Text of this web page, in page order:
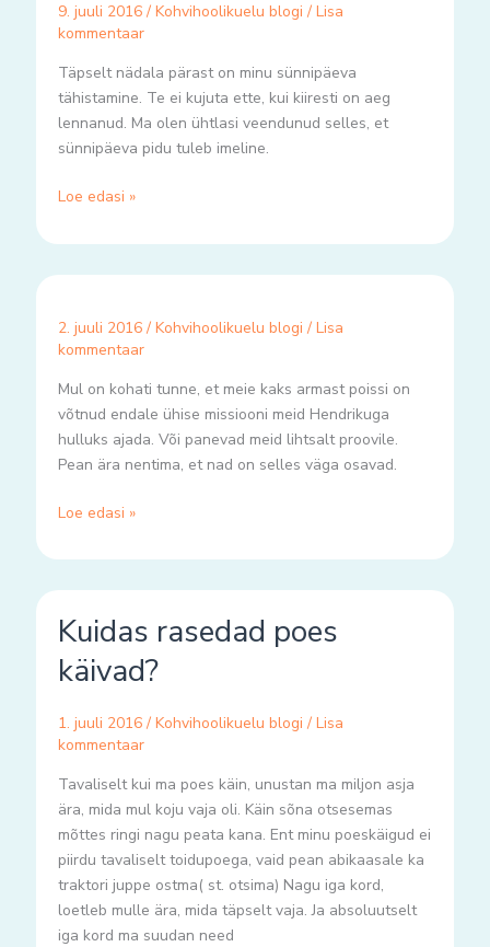
9. juuli 2016 / Kohvihoolikuelu blogi / Lisa
kommentaar
Täpselt nädala pärast on minu sünnipäeva
tähistamine. Te ei kujuta ette, kui kiiresti on aeg
lennanud. Ma olen ühtlasi veendunud selles, et
sünnipäeva pidu tuleb imeline.
Loe edasi »
2. juuli 2016 / Kohvihoolikuelu blogi / Lisa
kommentaar
Mul on kohati tunne, et meie kaks armast poissi on
võtnud endale ühise missiooni meid Hendrikuga
hulluks ajada. Või panevad meid lihtsalt proovile.
Pean ära nentima, et nad on selles väga osavad.
Loe edasi »
Kuidas rasedad poes
käivad?
1. juuli 2016 / Kohvihoolikuelu blogi / Lisa
kommentaar
Tavaliselt kui ma poes käin, unustan ma miljon asja
ära, mida mul koju vaja oli. Käin sõna otsesemas
mõttes ringi nagu peata kana. Ent minu poeskäigud ei
piirdu tavaliselt toidupoega, vaid pean abikaasale ka
traktori juppe ostma( st. otsima) Nagu iga kord,
loetleb mulle ära, mida täpselt vaja. Ja absoluutselt
iga kord ma suudan need
rasedad
käivad?